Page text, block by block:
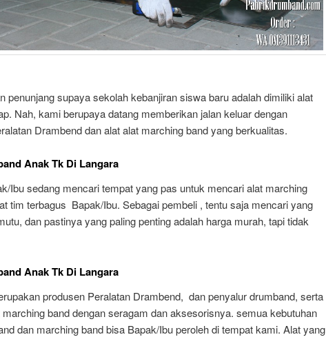
penunjang supaya sekolah kebanjiran siswa baru adalah dimiliki alat
Nah, kami berupaya datang memberikan jalan keluar dengan
Drambend dan alat alat marching band yang berkualitas.
Anak Tk Di Langara
Ibu sedang mencari tempat yang pas untuk mencari alat marching
tim terbagus Bapak/Ibu. Sebagai pembeli , tentu saja mencari yang
dan pastinya yang paling penting adalah harga murah, tapi tidak
Anak Tk Di Langara
produsen Peralatan Drambend, dan penyalur drumband, serta
band dengan seragam dan aksesorisnya. semua kebutuhan
dan marching band bisa Bapak/Ibu peroleh di tempat kami. Alat yang